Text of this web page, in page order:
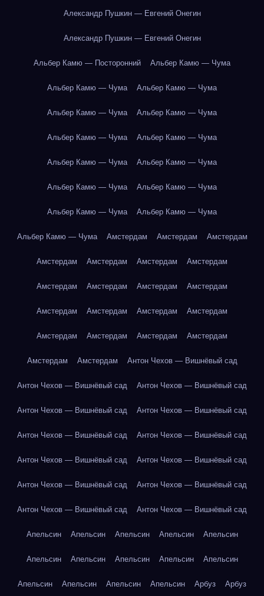
Александр Пушкин — Евгений Онегин
Александр Пушкин — Евгений Онегин
Альбер Камю — Посторонний Альбер Камю — Чума
Альбер Камю — Чума Альбер Камю — Чума
Альбер Камю — Чума Альбер Камю — Чума
Альбер Камю — Чума Альбер Камю — Чума
Альбер Камю — Чума Альбер Камю — Чума
Альбер Камю — Чума Альбер Камю — Чума
Альбер Камю — Чума Альбер Камю — Чума
Альбер Камю — Чума Амстердам Амстердам Амстердам
Амстердам Амстердам Амстердам Амстердам
Амстердам Амстердам Амстердам Амстердам
Амстердам Амстердам Амстердам Амстердам
Амстердам Амстердам Амстердам Амстердам
Амстердам Амстердам Антон Чехов — Вишнёвый сад
Антон Чехов — Вишнёвый сад Антон Чехов — Вишнёвый сад
Антон Чехов — Вишнёвый сад Антон Чехов — Вишнёвый сад
Антон Чехов — Вишнёвый сад Антон Чехов — Вишнёвый сад
Антон Чехов — Вишнёвый сад Антон Чехов — Вишнёвый сад
Антон Чехов — Вишнёвый сад Антон Чехов — Вишнёвый сад
Антон Чехов — Вишнёвый сад Антон Чехов — Вишнёвый сад
Апельсин Апельсин Апельсин Апельсин Апельсин
Апельсин Апельсин Апельсин Апельсин Апельсин
Апельсин Апельсин Апельсин Апельсин Арбуз Арбуз